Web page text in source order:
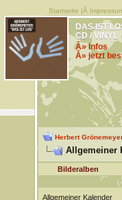
Startseite |Â
DAS IST
CD / VINYL
Â» Infos
Â» jetzt
Herbert
Allgemeiner
Bilderalben
Allgemeiner Kalender